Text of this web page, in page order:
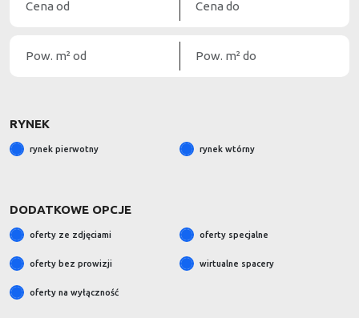
RYNEK
rynek pierwotny rynek wtórny
DODATKOWE OPCJE
oferty ze zdjęciami oferty specjalne
oferty bez prowizji wirtualne spacery
oferty na wyłączność